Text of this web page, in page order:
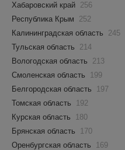
Хабаровский край 256
Республика Крым
252
Калининградская область
245
Тульская область
214
Вологодская область
213
Смоленская область
199
Белгородская область
197
Томская область
192
Курская область
180
Брянская область
170
Оренбургская область
169